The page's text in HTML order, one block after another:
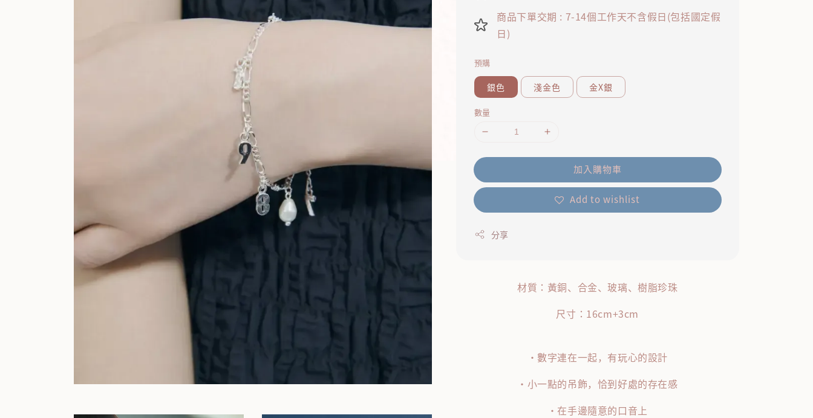
商品下單交期 : 7-14個工作天不含假日(包括國定假
日)
預購
銀色 淺金色 金X銀
數量
加入購物車
Add to wishlist
分享
材質：黃銅、合金、玻璃、樹脂珍珠
尺寸：16cm+3cm
・數字連在一起，有玩心的設計
・小一點的吊飾，恰到好處的存在感
・在手邊隨意的口音上